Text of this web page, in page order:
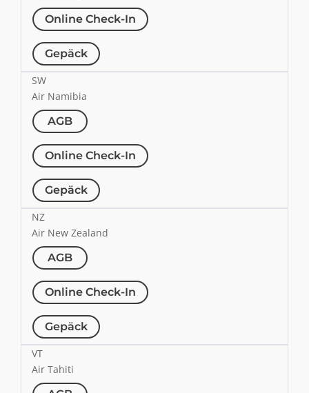
Online Check-In
Gepäck
SW
Air Namibia
AGB
Online Check-In
Gepäck
NZ
Air New Zealand
AGB
Online Check-In
Gepäck
VT
Air Tahiti